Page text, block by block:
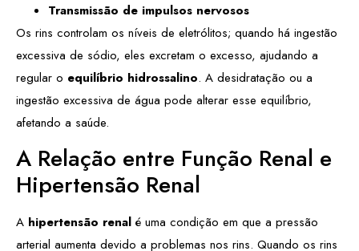
Transmissão de impulsos nervosos
Os rins controlam os níveis de eletrólitos; quando há ingestão
excessiva de sódio, eles excretam o excesso, ajudando a
regular o equilíbrio hidrossalino. A desidratação ou a
ingestão excessiva de água pode alterar esse equilíbrio,
afetando a saúde.
A Relação entre Função Renal e
Hipertensão Renal
A hipertensão renal é uma condição em que a pressão
arterial aumenta devido a problemas nos rins. Quando os rins